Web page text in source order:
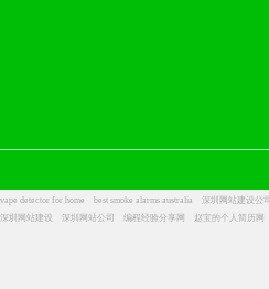
vape detector for home best smoke alarms australia 深圳网站建设公司
深圳网站建设
深圳网站公司 编程经验分享网 赵宝的个人简历网